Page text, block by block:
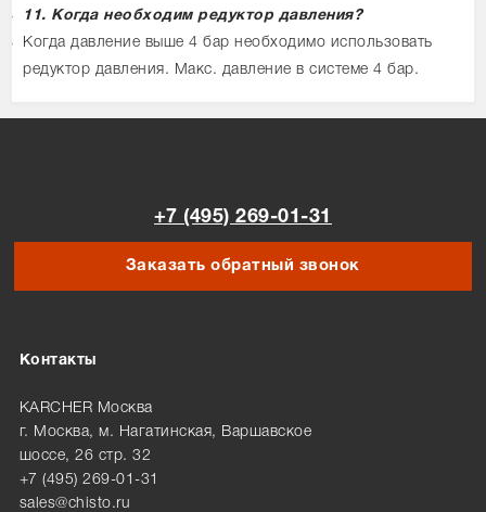
11. Когда необходим редуктор давления?
Когда давление выше 4 бар необходимо использовать
редуктор давления. Макс. давление в системе 4 бар.
+7 (495) 269-01-31
Заказать обратный звонок
Контакты
KARCHER Москва
г. Москва, м. Нагатинская, Варшавское
шоссе, 26 стр. 32
+7 (495) 269-01-31
sales@chisto.ru